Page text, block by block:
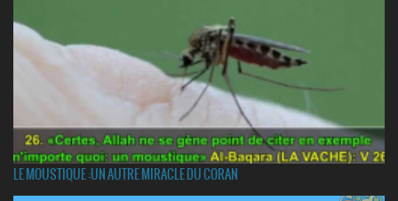
LE MOUSTIQUE :UN AUTRE MIRACLE DU CORAN